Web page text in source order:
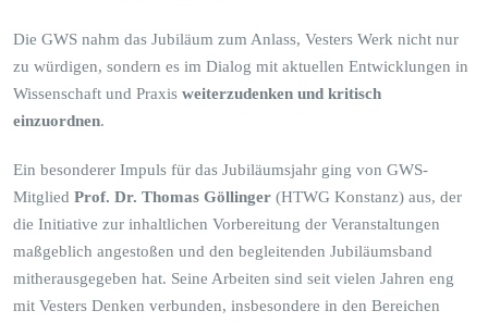
Die GWS nahm das Jubiläum zum Anlass, Vesters Werk nicht nur
zu würdigen, sondern es im Dialog mit aktuellen Entwicklungen in
Wissenschaft und Praxis weiterzudenken und kritisch
einzuordnen.
Ein besonderer Impuls für das Jubiläumsjahr ging von GWS-
Mitglied Prof. Dr. Thomas Göllinger (HTWG Konstanz) aus, der
die Initiative zur inhaltlichen Vorbereitung der Veranstaltungen
maßgeblich angestoßen und den begleitenden Jubiläumsband
mitherausgegeben hat. Seine Arbeiten sind seit vielen Jahren eng
mit Vesters Denken verbunden, insbesondere in den Bereichen